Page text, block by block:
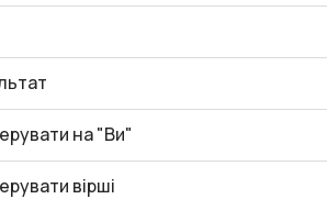
на "Ви"
вірші